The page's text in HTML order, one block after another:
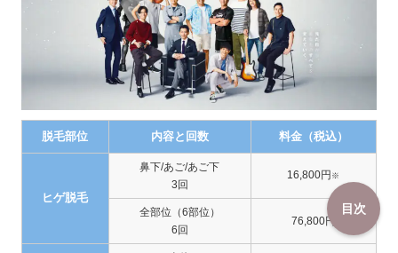
脱毛部位 内容と回数 料金（税込）
ヒゲ脱毛
鼻下/あご/あご下
3回
16,800円 ※
全部位（6部位）
6回
76,800円
目次